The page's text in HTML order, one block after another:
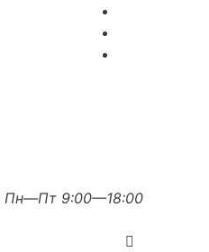
Пн—Пт 9:00—18:00